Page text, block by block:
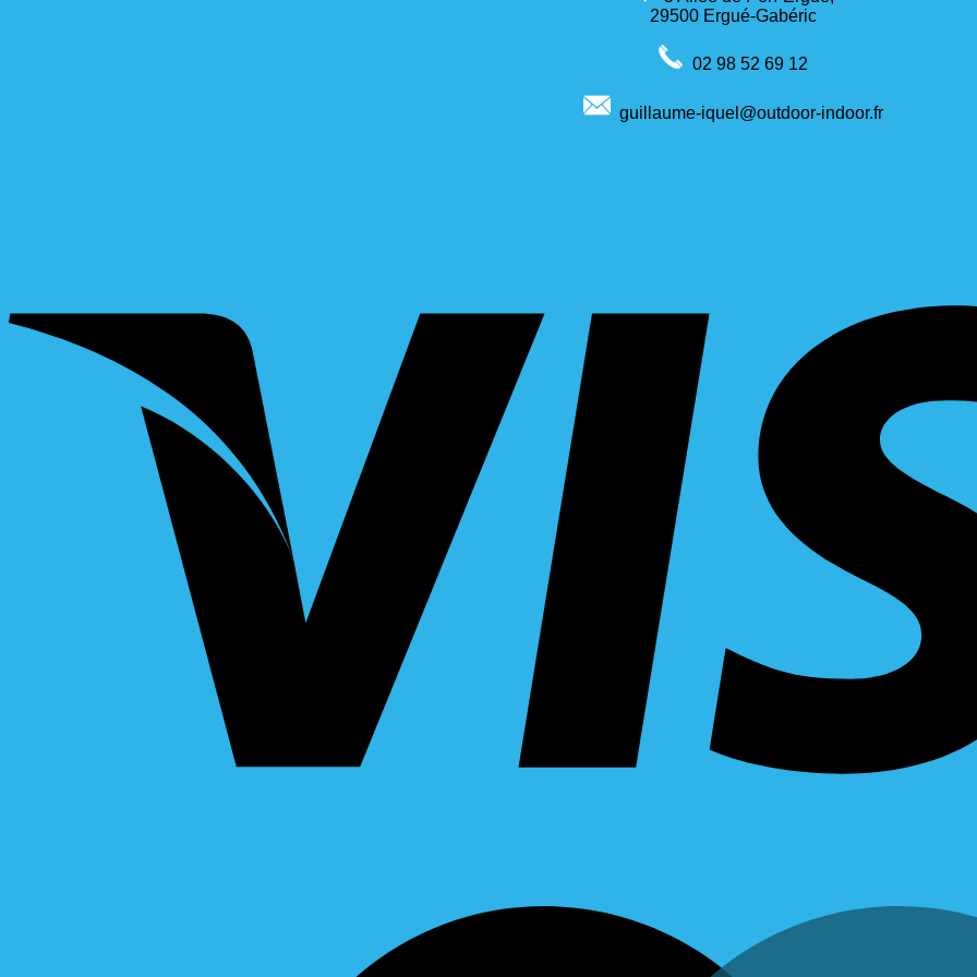
29500 Ergué-Gabéric
02 98 52 69 12
guillaume-iquel@outdoor-indoor.fr